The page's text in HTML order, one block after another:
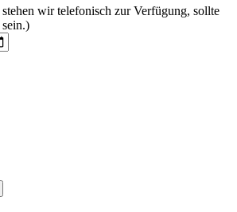
wir telefonisch zur Verfügung, sollte